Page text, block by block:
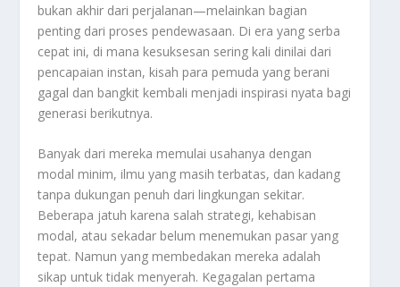
bukan akhir dari perjalanan—melainkan bagian
penting dari proses pendewasaan. Di era yang serba
cepat ini, di mana kesuksesan sering kali dinilai dari
pencapaian instan, kisah para pemuda yang berani
gagal dan bangkit kembali menjadi inspirasi nyata bagi
generasi berikutnya.
Banyak dari mereka memulai usahanya dengan
modal minim, ilmu yang masih terbatas, dan kadang
tanpa dukungan penuh dari lingkungan sekitar.
Beberapa jatuh karena salah strategi, kehabisan
modal, atau sekadar belum menemukan pasar yang
tepat. Namun yang membedakan mereka adalah
sikap untuk tidak menyerah. Kegagalan pertama